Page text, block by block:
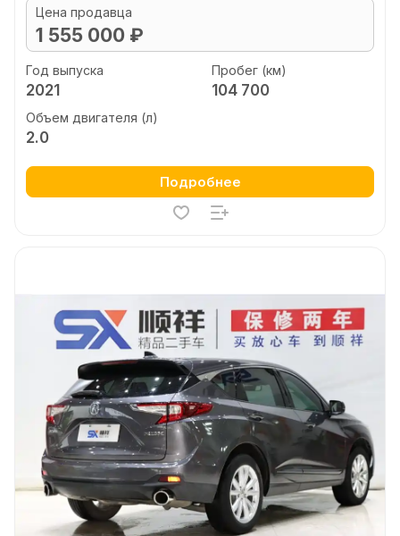
Цена продавца
1 555 000 ₽
Год выпуска
2021
Пробег (км)
104 700
Объем двигателя (л)
2.0
Подробнее